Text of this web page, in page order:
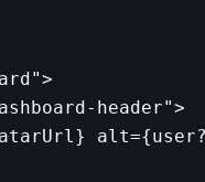
header">